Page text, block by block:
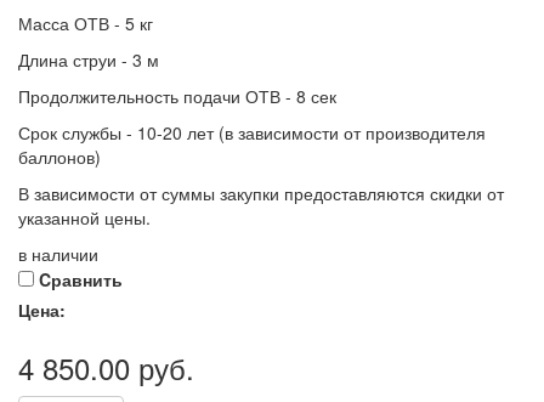
Масса ОТВ - 5 кг
Длина струи - 3 м
Продолжительность подачи ОТВ - 8 сек
Срок службы - 10-20 лет (в зависимости от производителя
баллонов)
В зависимости от суммы закупки предоставляются скидки от
указанной цены.
в наличии
Cравнить
Цена:
4 850.00 руб.